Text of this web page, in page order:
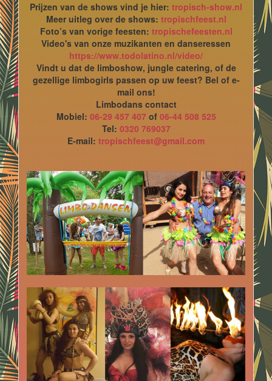
Prijzen van de shows vind je hier: tropisch-show.nl
Meer uitleg over de shows: tropischfeest.nl
Foto’s van vorige feesten: tropischefeesten.nl
Video's van onze muzikanten en danseressen
https://www.todolatino.nl/video/
Vindt u dat de limboshow, jungle catering, of de
gezellige limbogirls passen op uw feest? Bel of e-
mail ons!
Limbodans contact
Mobiel: 06-29 457 407of 06-44 508 525
Tel: 0320 769037
E-mail: tropischfeest@gmail.com